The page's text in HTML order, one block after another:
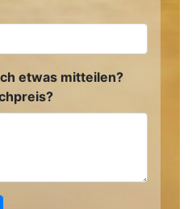
etwas mitteilen?